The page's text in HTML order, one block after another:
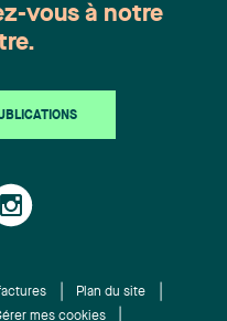
vous à notre
Plan du site
mes cookies